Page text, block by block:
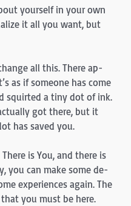
yourself in your own
it all you want, but
all this. There ap­
as if someone has come
squirted a tiny dot of ink.
got there, but it
has saved you.
is You, and there is
you can make some de­
experiences again. The
you must be here.